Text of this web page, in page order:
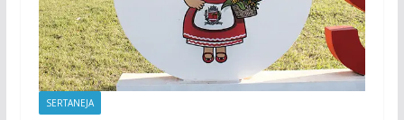
SERTANEJA